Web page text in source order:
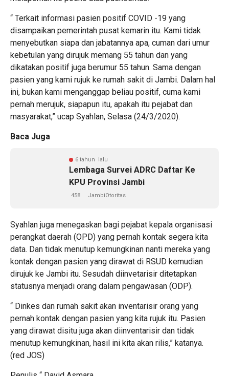
“ Terkait informasi pasien positif COVID -19 yang
disampaikan pemerintah pusat kemarin itu. Kami tidak
menyebutkan siapa dan jabatannya apa, cuman dari umur
kebetulan yang dirujuk memang 55 tahun dan yang
dikatakan positif juga berumur 55 tahun. Sama dengan
pasien yang kami rujuk ke rumah sakit di Jambi. Dalam hal
ini, bukan kami menganggap beliau positif, cuma kami
pernah merujuk, siapapun itu, apakah itu pejabat dan
masyarakat,” ucap Syahlan, Selasa (24/3/2020).
Baca Juga
6 tahun lalu
Lembaga Survei ADRC Daftar Ke
KPU Provinsi Jambi
458 JambiOtoritas
Syahlan juga menegaskan bagi pejabat kepala organisasi
perangkat daerah (OPD) yang pernah kontak segera kita
data. Dan tidak menutup kemungkinan nanti mereka yang
kontak dengan pasien yang dirawat di RSUD kemudian
dirujuk ke Jambi itu. Sesudah diinvetarisir ditetapkan
statusnya menjadi orang dalam pengawasan (ODP).
“ Dinkes dan rumah sakit akan inventarisir orang yang
pernah kontak dengan pasien yang kita rujuk itu. Pasien
yang dirawat disitu juga akan diinventarisir dan tidak
menutup kemungkinan, hasil ini kita akan rilis,” katanya.
(red JOS)